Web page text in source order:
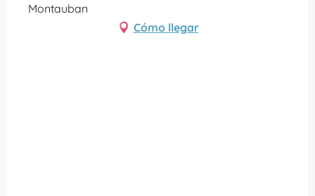
Montauban
Cómo llegar